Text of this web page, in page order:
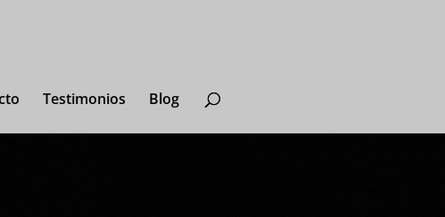
Testimonios Blog